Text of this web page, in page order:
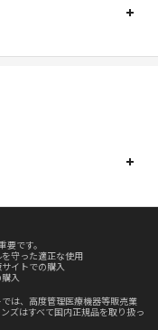
です。
守った適正な使用
イトでの購入
入
は、高度管理医療機器等販売業
ズはすべて国内正規品を取り扱っ